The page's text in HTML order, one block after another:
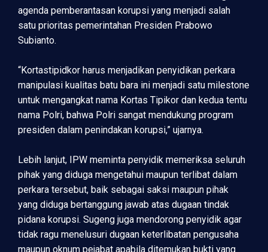
agenda pemberantasan korupsi yang menjadi salah
satu prioritas pemerintahan Presiden Prabowo
Subianto.
“Kortastipidkor harus menjadikan penyidikan perkara
manipulasi kualitas batu bara ini menjadi satu milestone
untuk mengangkat nama Kortas Tipikor dan kedua tentu
nama Polri, bahwa Polri sangat mendukung program
presiden dalam penindakan korupsi,” ujarnya.
Lebih lanjut, IPW meminta penyidik memeriksa seluruh
pihak yang diduga mengetahui maupun terlibat dalam
perkara tersebut, baik sebagai saksi maupun pihak
yang diduga bertanggung jawab atas dugaan tindak
pidana korupsi. Sugeng juga mendorong penyidik agar
tidak ragu menelusuri dugaan keterlibatan pengusaha
maupun oknum pejabat apabila ditemukan bukti yang